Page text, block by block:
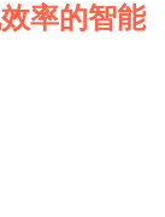
率的智能